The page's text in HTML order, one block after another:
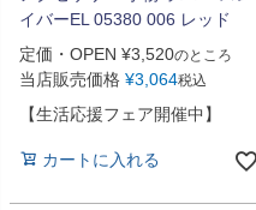
イバーEL 05380 006 レッド
定価・OPEN ¥3,520のところ
当店販売価格 ¥3,064税込
【生活応援フェア開催中】
カートに入れる